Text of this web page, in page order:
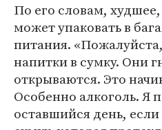
По его словам,
может упаковать в
питания.
напитки в сумку. Они
открываются. Это
Особенно алкоголь. Я
оставшийся день,